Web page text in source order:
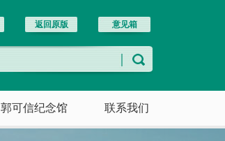
返回原版 意见箱
郭可信纪念馆 联系我们